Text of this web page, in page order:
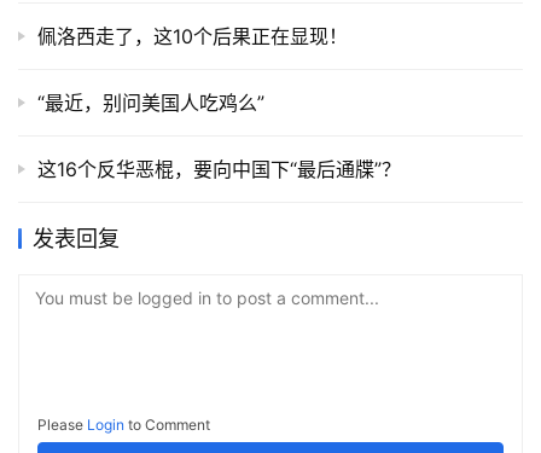
佩洛西走了，这10个后果正在显现！
“最近，别问美国人吃鸡么”
这16个反华恶棍，要向中国下“最后通牒”？
发表回复
You must be logged in to post a comment...
Please Login to Comment